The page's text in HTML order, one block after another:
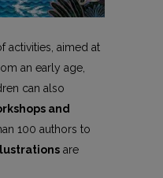
activities, aimed at
an early age,
can also
and
100 authors to
are